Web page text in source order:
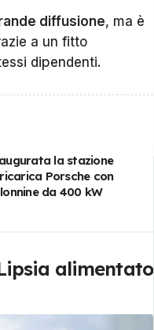
diffusione, ma è
a un fitto
dipendenti.
la stazione
Porsche con
da 400 kW
alimentato